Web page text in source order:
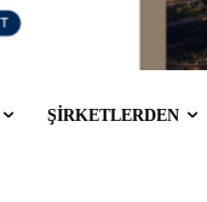
ŞİRKETLERDEN